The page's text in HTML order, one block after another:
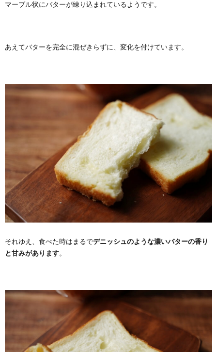
マーブル状にバターが練り込まれているようです。
あえてバターを完全に混ぜきらずに、変化を付けています。
それゆえ、食べた時はまるでデニッシュのような濃いバターの香り
と甘みがあります。